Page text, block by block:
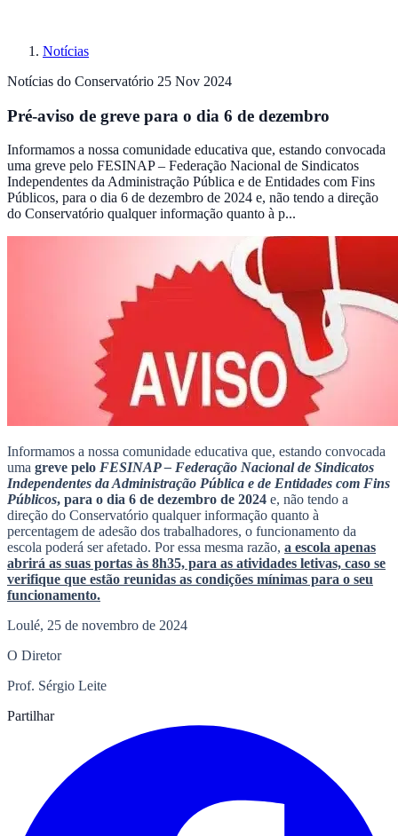
Notícias
Notícias do Conservatório 25 Nov 2024
Pré-aviso de greve para o dia 6 de dezembro
Informamos a nossa comunidade educativa que, estando convocada
uma greve pelo FESINAP – Federação Nacional de Sindicatos
Independentes da Administração Pública e de Entidades com Fins
Públicos, para o dia 6 de dezembro de 2024 e, não tendo a direção
do Conservatório qualquer informação quanto à p...
Informamos a nossa comunidade educativa que, estando convocada
uma greve pelo FESINAP – Federação Nacional de Sindicatos
Independentes da Administração Pública e de Entidades com Fins
Públicos, para o dia 6 de dezembro de 2024 e, não tendo a
direção do Conservatório qualquer informação quanto à
percentagem de adesão dos trabalhadores, o funcionamento da
escola poderá ser afetado. Por essa mesma razão, a escola apenas
abrirá as suas portas às 8h35, para as atividades letivas, caso se
verifique que estão reunidas as condições mínimas para o seu
funcionamento.
Loulé, 25 de novembro de 2024
O Diretor
Prof. Sérgio Leite
Partilhar